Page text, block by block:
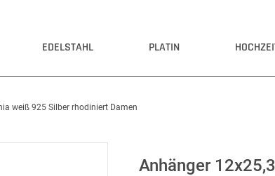
EDELSTAHL PLATIN
weiß 925 Silber rhodiniert Damen
Anhänger